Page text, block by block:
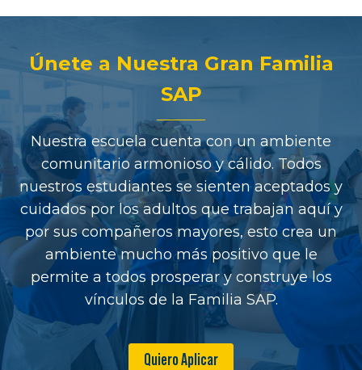
Únete a Nuestra Gran Familia
SAP
Nuestra escuela cuenta con un ambiente
comunitario armonioso y cálido. Todos
nuestros estudiantes se sienten aceptados y
cuidados por los adultos que trabajan aquí y
por sus compañeros mayores, esto crea un
ambiente mucho más positivo que le
permite a todos prosperar y construye los
vínculos de la Familia SAP.
Quiero Aplicar